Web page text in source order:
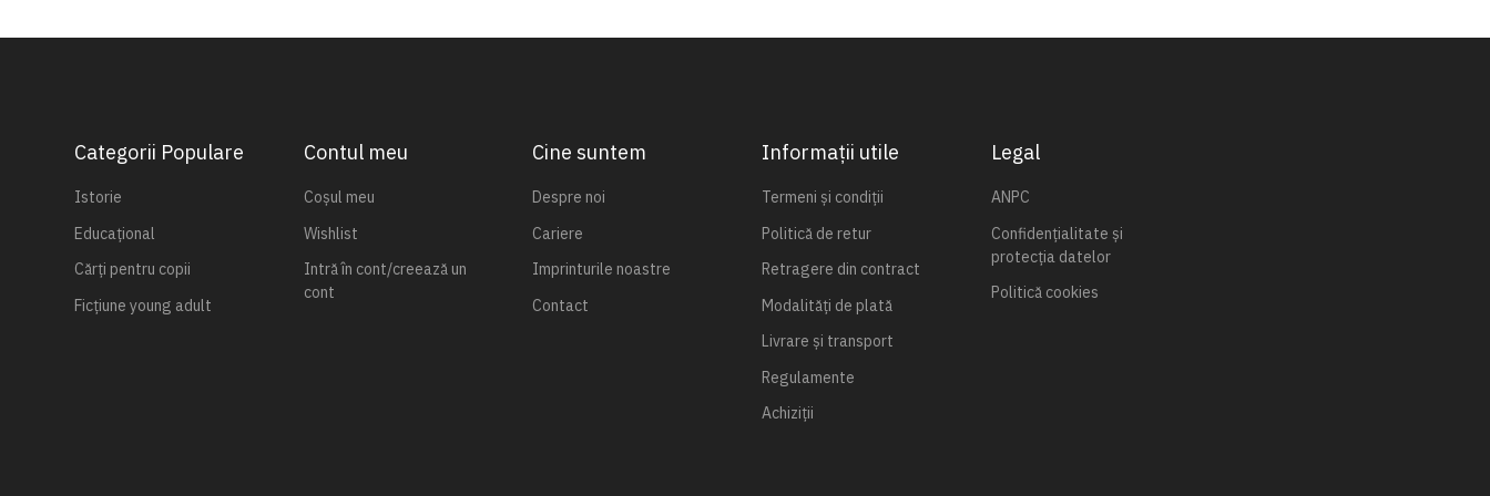
Categorii Populare
Istorie
Educațional
Cărți pentru copii
Ficțiune young adult
Contul meu
Coșul meu
Wishlist
Intră în cont/creează un
cont
Cine suntem
Despre noi
Cariere
Imprinturile noastre
Contact
Informații utile
Termeni și condiții
Politică de retur
Retragere din contract
Modalități de plată
Livrare și transport
Regulamente
Achiziții
Legal
ANPC
Confidențialitate și
protecția datelor
Politică cookies